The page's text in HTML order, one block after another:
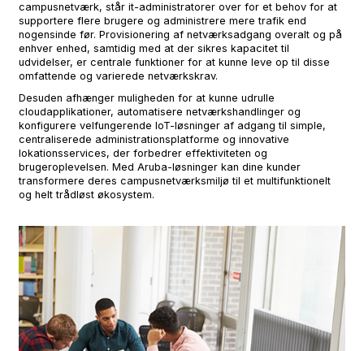
campusnetværk, står it-administratorer over for et behov for at
supportere flere brugere og administrere mere trafik end
nogensinde før. Provisionering af netværksadgang overalt og på
enhver enhed, samtidig med at der sikres kapacitet til
udvidelser, er centrale funktioner for at kunne leve op til disse
omfattende og varierede netværkskrav.
Desuden afhænger muligheden for at kunne udrulle
cloudapplikationer, automatisere netværkshandlinger og
konfigurere velfungerende IoT-løsninger af adgang til simple,
centraliserede administrationsplatforme og innovative
lokationsservices, der forbedrer effektiviteten og
brugeroplevelsen. Med Aruba-løsninger kan dine kunder
transformere deres campusnetværksmiljø til et multifunktionelt
og helt trådløst økosystem.